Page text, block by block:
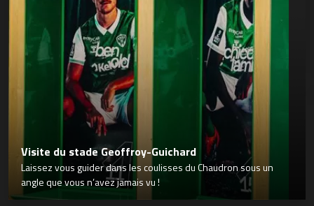
Visite du stade Geoffroy-Guichard
Laissez vous guider dans les coulisses du Chaudron sous un
angle que vous n’avez jamais vu !